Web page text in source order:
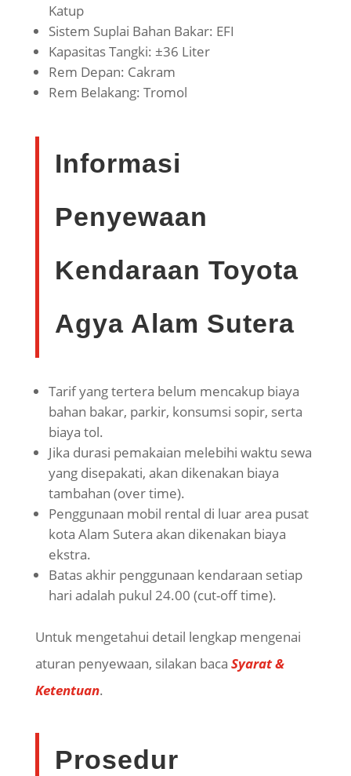
Katup
Sistem Suplai Bahan Bakar: EFI
Kapasitas Tangki: ±36 Liter
Rem Depan: Cakram
Rem Belakang: Tromol
Informasi
Penyewaan
Kendaraan Toyota
Agya Alam Sutera
Tarif yang tertera belum mencakup biaya
bahan bakar, parkir, konsumsi sopir, serta
biaya tol.
Jika durasi pemakaian melebihi waktu sewa
yang disepakati, akan dikenakan biaya
tambahan (over time).
Penggunaan mobil rental di luar area pusat
kota Alam Sutera akan dikenakan biaya
ekstra.
Batas akhir penggunaan kendaraan setiap
hari adalah pukul 24.00 (cut-off time).
Untuk mengetahui detail lengkap mengenai
aturan penyewaan, silakan baca Syarat &
Ketentuan.
Prosedur